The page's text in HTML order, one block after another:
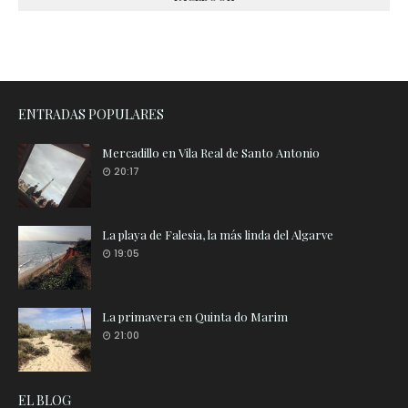
ENTRADAS POPULARES
Mercadillo en Vila Real de Santo Antonio
20:17
La playa de Falesia, la más linda del Algarve
19:05
La primavera en Quinta do Marim
21:00
EL BLOG